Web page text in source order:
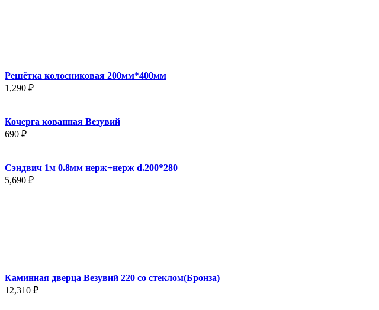
Решётка колосниковая 200мм*400мм
1,290 ₽
Кочерга кованная Везувий
690 ₽
Сэндвич 1м 0.8мм нерж+нерж d.200*280
5,690 ₽
Каминная дверца Везувий 220 со стеклом(Бронза)
12,310 ₽